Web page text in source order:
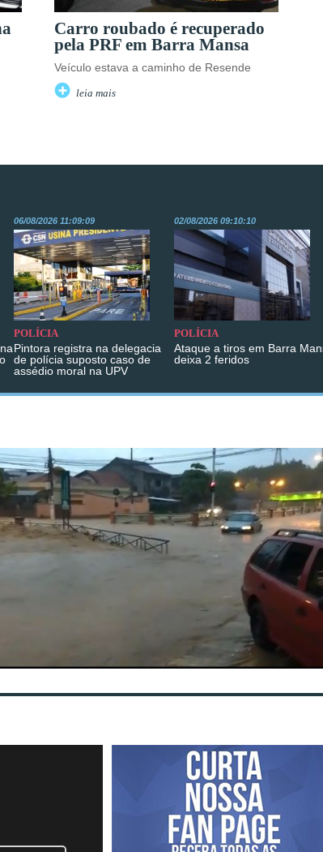
Carro roubado é recuperado
pela PRF em Barra Mansa
Veículo estava a caminho de Resende
leia mais
06/08/2026 11:09:09
POLÍCIA
Pintora registra na delegacia
de polícia suposto caso de
assédio moral na UPV
02/08/2026 09:10:10
POLÍCIA
Ataque a tiros em Barra
deixa 2 feridos